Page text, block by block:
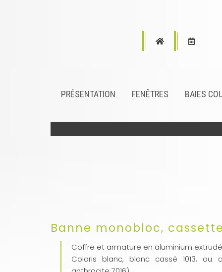
PRÉSENTATION FENÊTRES BAIES
Banne monobloc,
Coffre et armature en aluminium extrudé
Coloris blanc, blanc cassé 1013,